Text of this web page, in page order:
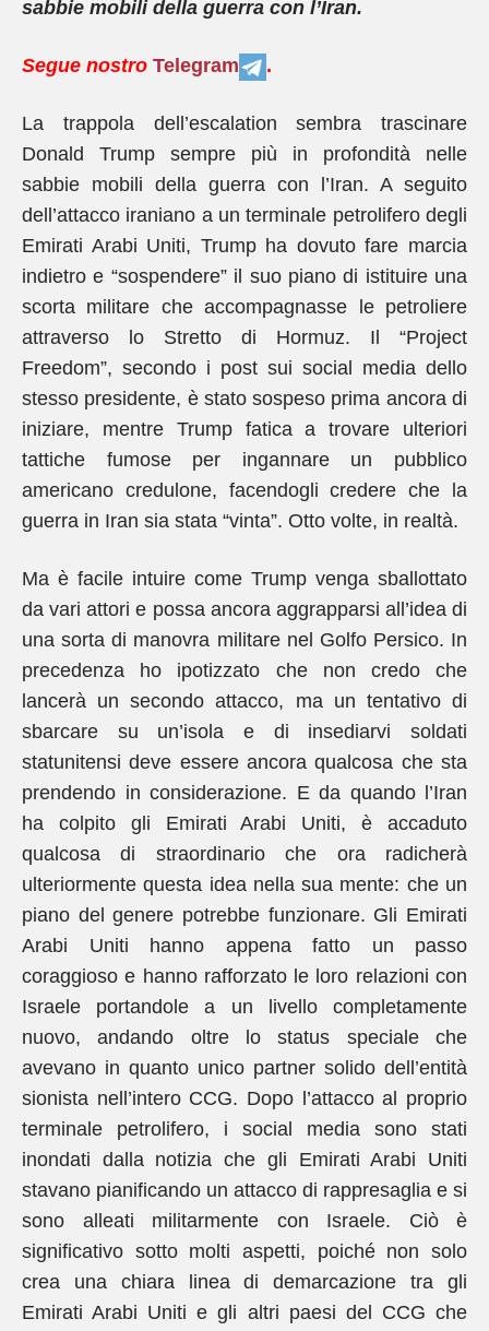
sabbie mobili della guerra con l’Iran.
Segue nostro Telegram .
La trappola dell’escalation sembra trascinare
Donald Trump sempre più in profondità nelle
sabbie mobili della guerra con l’Iran. A seguito
dell’attacco iraniano a un terminale petrolifero degli
Emirati Arabi Uniti, Trump ha dovuto fare marcia
indietro e “sospendere” il suo piano di istituire una
scorta militare che accompagnasse le petroliere
attraverso lo Stretto di Hormuz. Il “Project
Freedom”, secondo i post sui social media dello
stesso presidente, è stato sospeso prima ancora di
iniziare, mentre Trump fatica a trovare ulteriori
tattiche fumose per ingannare un pubblico
americano credulone, facendogli credere che la
guerra in Iran sia stata “vinta”. Otto volte, in realtà.
Ma è facile intuire come Trump venga sballottato
da vari attori e possa ancora aggrapparsi all’idea di
una sorta di manovra militare nel Golfo Persico. In
precedenza ho ipotizzato che non credo che
lancerà un secondo attacco, ma un tentativo di
sbarcare su un’isola e di insediarvi soldati
statunitensi deve essere ancora qualcosa che sta
prendendo in considerazione. E da quando l’Iran
ha colpito gli Emirati Arabi Uniti, è accaduto
qualcosa di straordinario che ora radicherà
ulteriormente questa idea nella sua mente: che un
piano del genere potrebbe funzionare. Gli Emirati
Arabi Uniti hanno appena fatto un passo
coraggioso e hanno rafforzato le loro relazioni con
Israele portandole a un livello completamente
nuovo, andando oltre lo status speciale che
avevano in quanto unico partner solido dell’entità
sionista nell’intero CCG. Dopo l’attacco al proprio
terminale petrolifero, i social media sono stati
inondati dalla notizia che gli Emirati Arabi Uniti
stavano pianificando un attacco di rappresaglia e si
sono alleati militarmente con Israele. Ciò è
significativo sotto molti aspetti, poiché non solo
crea una chiara linea di demarcazione tra gli
Emirati Arabi Uniti e gli altri paesi del CCG che